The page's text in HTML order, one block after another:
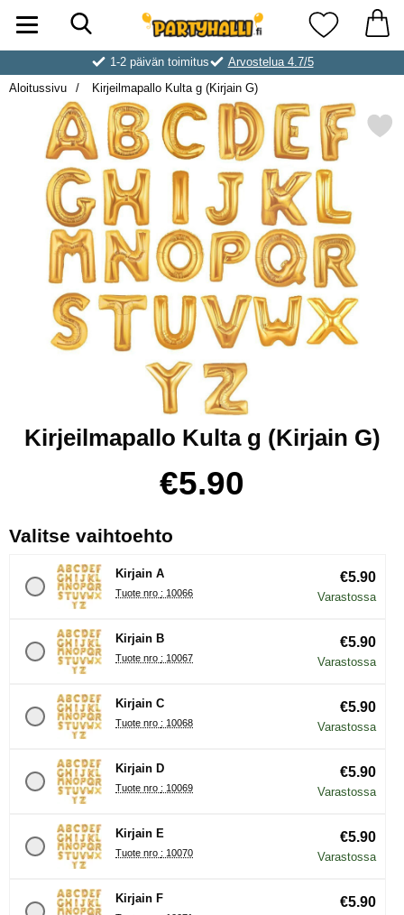
Ostoskori laajennettu Partyhallen AB
Suosikkini
1-2 päivän toimitus
Arvostelua 4.7/5
Aloitussivu
Kirjeilmapallo Kulta g (Kirjain G)
Merkitse kirjeilmapallo Kulta
Kirjeilmapallo Kulta g (Kirjain G)
hinta
€5.90
Valitse vaihtoehto
Kirjain A
Tuote nro : 10066
€5.90
Varastossa
Kirjain B
Tuote nro : 10067
€5.90
Varastossa
Kirjain C
Tuote nro : 10068
€5.90
Varastossa
Kirjain D
Tuote nro : 10069
€5.90
Varastossa
Kirjain E
Tuote nro : 10070
€5.90
Varastossa
Kirjain F €5.90